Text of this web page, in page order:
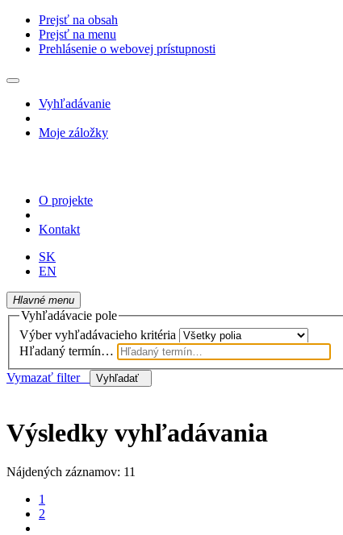
Prejsť na obsah
Prejsť na menu
Prehlásenie o webovej prístupnosti
Vyhľadávanie
Moje záložky
O projekte
Kontakt
SK
EN
Hlavné menu
Vyhľadávacie pole
Výber vyhľadávacieho kritéria
Hľadaný termín…
Vymazať filter
Vyhľadať
Výsledky vyhľadávania
Nájdených záznamov: 11
1
2